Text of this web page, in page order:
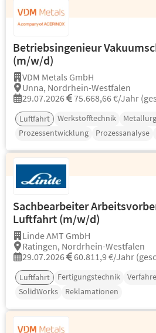
Betriebsingenieur
(m/w/d)
VDM Metals GmbH
Unna, Nordrhein-Westfalen
29.07.2026
75.668,66 €/Jahr
Luftfahrt Werkstofftechnik
Prozessentwicklung
Prozessanalyse
Sachbearbeiter
Luftfahrt (m/w/d)
Linde AMT GmbH
Ratingen, Nordrhein-Westfalen
29.07.2026
60.811,9 €/Jahr
Luftfahrt Fertigungstechnik
SolidWorks
Reklamationen